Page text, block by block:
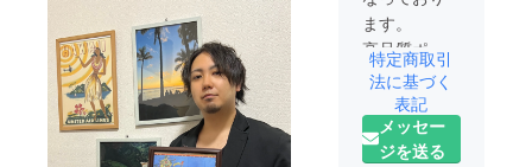
ます。
高品質ポス
ター専門店
のAPRIL
SNOWでご
ざいます。
特定商取引
法に基づく
表記
メッセー
ジを送る